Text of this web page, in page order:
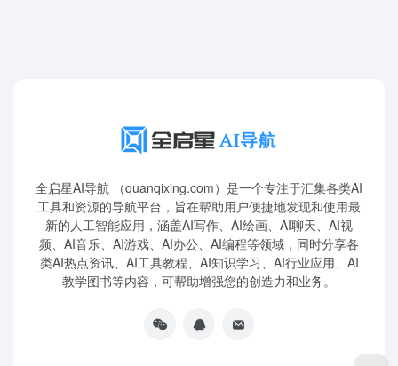
全启星AI导航 （quanqixing.com）是一个专注于汇集各类AI
工具和资源的导航平台，旨在帮助用户便捷地发现和使用最
新的人工智能应用，涵盖AI写作、AI绘画、AI聊天、AI视
频、AI音乐、AI游戏、AI办公、AI编程等领域，同时分享各
类AI热点资讯、AI工具教程、AI知识学习、AI行业应用、AI
教学图书等内容，可帮助增强您的创造力和业务。